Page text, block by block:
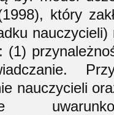
który
(1)
nauczycieli